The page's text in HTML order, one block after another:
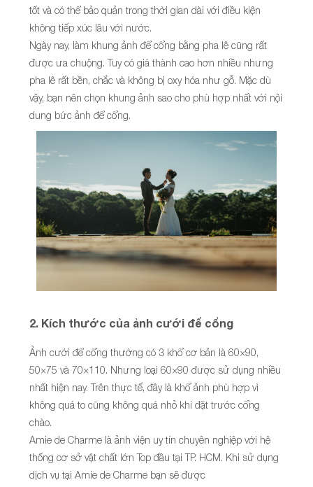
tốt và có thể bảo quản trong thời gian dài với điều kiện
không tiếp xúc lâu với nước.
Ngày nay, làm khung ảnh để cổng bằng pha lê cũng rất
được ưa chuộng. Tuy có giá thành cao hơn nhiều nhưng
pha lê rất bền, chắc và không bị oxy hóa như gỗ. Mặc dù
vậy, bạn nên chọn khung ảnh sao cho phù hợp nhất với nội
dung bức ảnh để cổng.
2. Kích thước của ảnh cưới để cổng
Ảnh cưới để cổng thường có 3 khổ cơ bản là 60×90,
50×75 và 70×110. Nhưng loại 60×90 được sử dụng nhiều
nhất hiện nay. Trên thực tế, đây là khổ ảnh phù hợp vì
không quá to cũng không quá nhỏ khi đặt trước cổng
chào.
Amie de Charme là ảnh viện uy tín chuyên nghiệp với hệ
thống cơ sở vật chất lớn Top đầu tại TP. HCM. Khi sử dụng
dịch vụ tại Amie de Charme bạn sẽ được